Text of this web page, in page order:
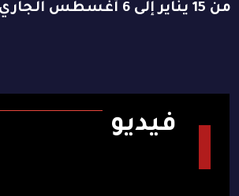
من 15 يناير إلى 6 أغسطس الجاري
فيديو